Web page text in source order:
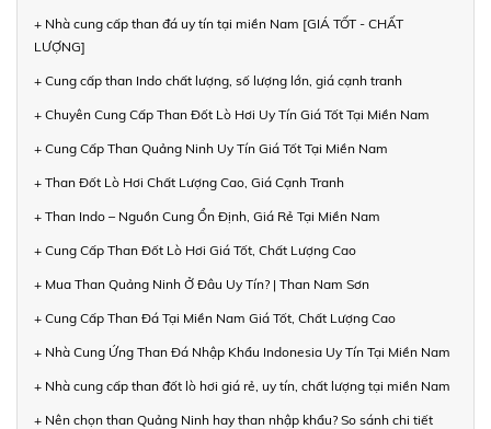
+ Nhà cung cấp than đá uy tín tại miền Nam [GIÁ TỐT - CHẤT
LƯỢNG]
+ Cung cấp than Indo chất lượng, số lượng lớn, giá cạnh tranh
+ Chuyên Cung Cấp Than Đốt Lò Hơi Uy Tín Giá Tốt Tại Miền Nam
+ Cung Cấp Than Quảng Ninh Uy Tín Giá Tốt Tại Miền Nam
+ Than Đốt Lò Hơi Chất Lượng Cao, Giá Cạnh Tranh
+ Than Indo – Nguồn Cung Ổn Định, Giá Rẻ Tại Miền Nam
+ Cung Cấp Than Đốt Lò Hơi Giá Tốt, Chất Lượng Cao
+ Mua Than Quảng Ninh Ở Đâu Uy Tín? | Than Nam Sơn
+ Cung Cấp Than Đá Tại Miền Nam Giá Tốt, Chất Lượng Cao
+ Nhà Cung Ứng Than Đá Nhập Khẩu Indonesia Uy Tín Tại Miền Nam
+ Nhà cung cấp than đốt lò hơi giá rẻ, uy tín, chất lượng tại miền Nam
+ Nên chọn than Quảng Ninh hay than nhập khẩu? So sánh chi tiết